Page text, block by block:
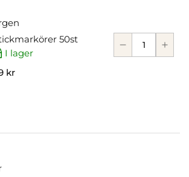
50st
I lager
kr